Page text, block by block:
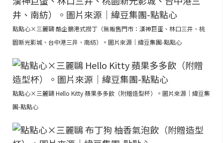
點點心×三麗鷗 酷企鵝港式撈丁（無販售門市：漢神巨蛋、林口三井、桃
園新光影城、台中港三井、南紡）。圖片來源｜緯豆集團-點點心
點點心×三麗鷗 Hello Kitty 蘋果多多飲（附贈造型杯）。圖片來源｜緯豆集
團-點點心